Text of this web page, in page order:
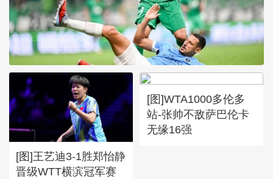
[图]张玉宁传射达万双响 北
京国安4-0深圳新鹏城
[图]王艺迪3-1胜郑怡静
晋级WTT横滨冠军赛
[图]WTA1000多伦多
站-张帅不敌萨巴伦卡
无缘16强